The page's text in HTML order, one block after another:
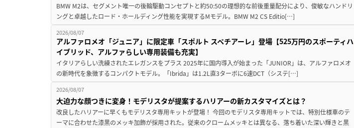
BMW M2は、セグメント唯一の後輪駆動コンセプトと約50:50の理想的な前後重量配分により、俊敏なハンドリ
ングと卓越したロード・ホールディング性能を実現するMモデル。BMW M2 CS Editio[…]
2026/08/07
アルファロメオ「ジュニア」に限定車「スポルト スペチアーレ」登場【525万円のスポーティハ
イブリッド、アルファらしい専用装備も充実】
イタリアらしい洗練されたエレガンスをプラス 2025年に国内導入が始まった「JUNIOR」は、アルファロメオ
の新時代を象徴するコンパクトモデル。「Ibrida」は1.2L直3ターボに6速DCT（システ[…]
2026/08/07
大迫力な顔つきに変身！モデリスタが提案するハリアーの新カスタマイズとは？
改良したハリアーに早くもモデリスタ専用キットが登場！ 今回のモデリスタ専用キットでは、特別仕様車のテ
ーマに合わせた漆黒のメッキ加飾が採用された。従来のクロームメッキとは異なる、落ち着いた深い輝きと黒